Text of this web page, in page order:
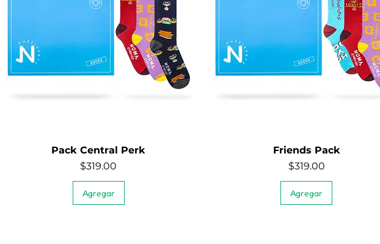
Vista rápida
Pack Central Perk
Precio
$319.00
Agregar
Vista rápida
Friends Pack
Precio
$319.00
Agregar